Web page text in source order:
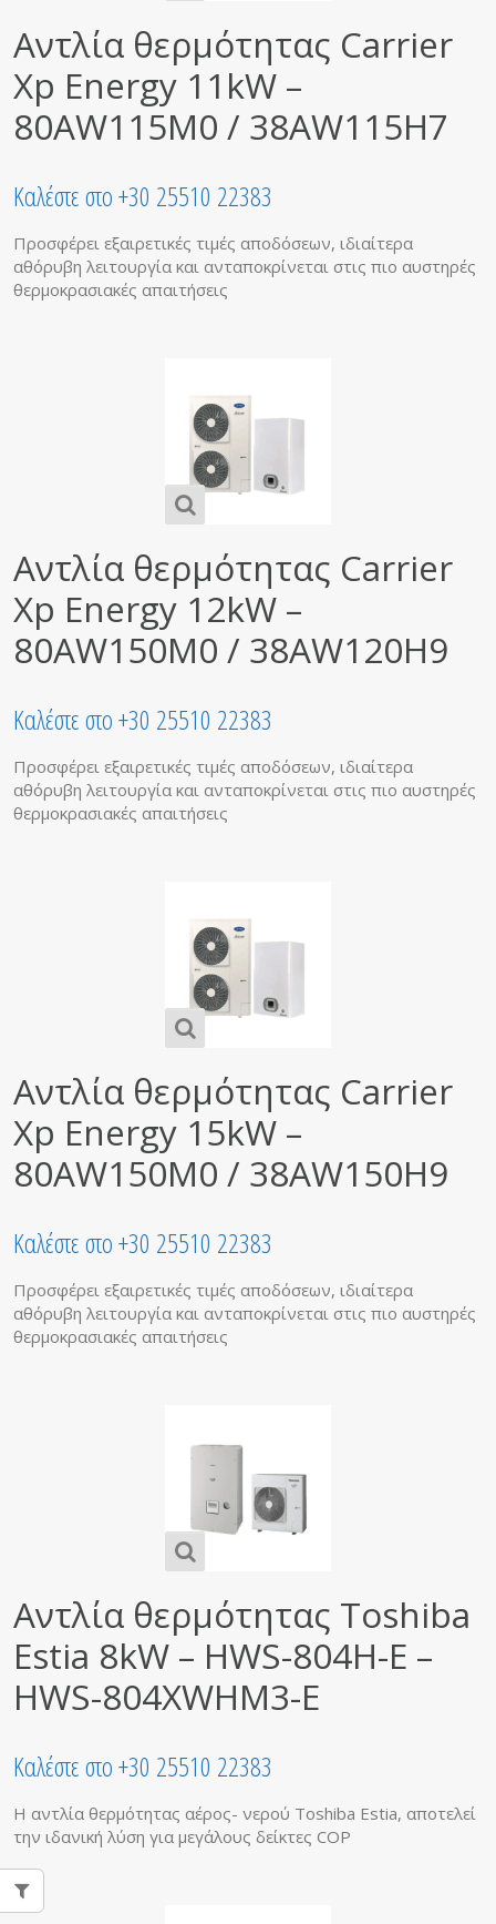
Αντλία θερμότητας Carrier
Xp Energy 11kW –
80AW115M0 / 38AW115H7
Καλέστε στο +30 25510 22383
Προσφέρει εξαιρετικές τιμές αποδόσεων, ιδιαίτερα
αθόρυβη λειτουργία και ανταποκρίνεται στις πιο αυστηρές
θερμοκρασιακές απαιτήσεις
Αντλία θερμότητας Carrier
Xp Energy 12kW –
80AW150Μ0 / 38AW120H9
Καλέστε στο +30 25510 22383
Προσφέρει εξαιρετικές τιμές αποδόσεων, ιδιαίτερα
αθόρυβη λειτουργία και ανταποκρίνεται στις πιο αυστηρές
θερμοκρασιακές απαιτήσεις
Αντλία θερμότητας Carrier
Xp Energy 15kW –
80AW150Μ0 / 38AW150H9
Καλέστε στο +30 25510 22383
Προσφέρει εξαιρετικές τιμές αποδόσεων, ιδιαίτερα
αθόρυβη λειτουργία και ανταποκρίνεται στις πιο αυστηρές
θερμοκρασιακές απαιτήσεις
Αντλία θερμότητας Toshiba
Estia 8kW – HWS-804H-E –
HWS-804XWHM3-E
Καλέστε στο +30 25510 22383
Η αντλία θερμότητας αέρος- νερού Toshiba Estia, αποτελεί
την ιδανική λύση για μεγάλους δείκτες COP